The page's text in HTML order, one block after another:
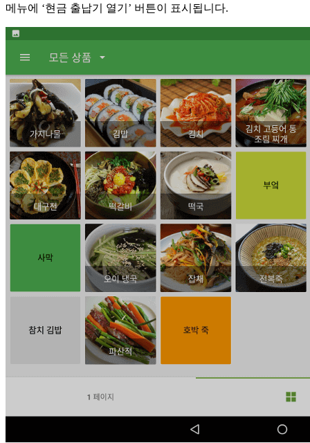
메뉴에 ‘현금 출납기 열기’ 버튼이 표시됩니다.